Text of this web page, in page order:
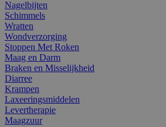
Nagelbijten
Schimmels
Wratten
Wondverzorging
Stoppen Met Roken
Maag en Darm
Braken en Misselijkheid
Diarree
Krampen
Laxeeringsmiddelen
Levertherapie
Maagzuur